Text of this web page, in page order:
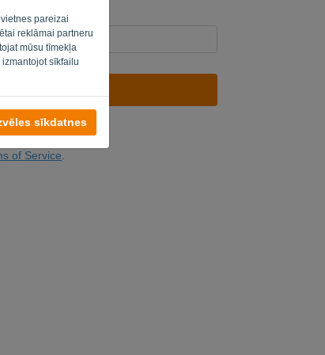
pareizai
reklāmai partneru
mūsu tīmekļa
izmantojot sīkfailu
sīkdatnes
of Service